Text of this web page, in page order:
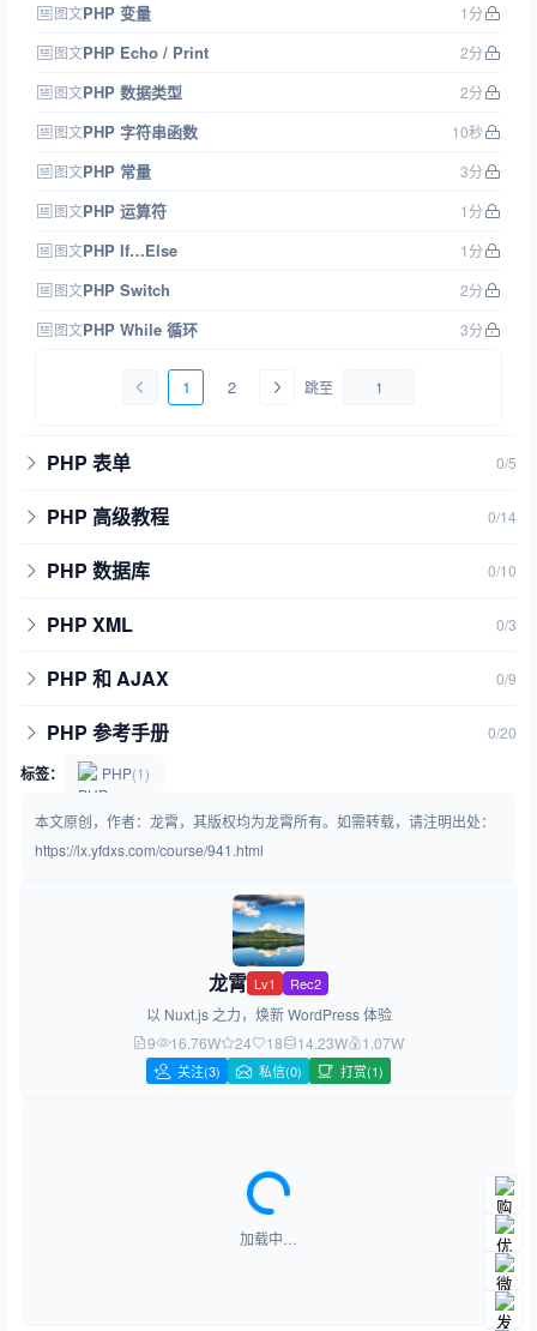
图文PHP 变量
1分
图文PHP Echo / Print
2分
图文PHP 数据类型
2分
图文PHP 字符串函数
10秒
图文PHP 常量
3分
图文PHP 运算符
1分
图文PHP If…Else
1分
图文PHP Switch
2分
图文PHP While 循环 3分
1 2 跳至
PHP 表单 0/5
PHP 高级教程 0/14
PHP 数据库 0/10
PHP XML 0/3
PHP 和 AJAX 0/9
PHP 参考手册 0/20
标签： PHP(1)
本文原创，作者：龙霄，其版权均为龙霄所有。如需转载，请注明出处：
https://lx.yfdxs.com/course/941.html
龙霄 Lv1 Rec2
以 Nuxt.js 之力，焕新 WordPress 体验
9
16.76W 24 18 14.23W 1.07W
关注(3) 私信(0) 打赏(1)
加载中…